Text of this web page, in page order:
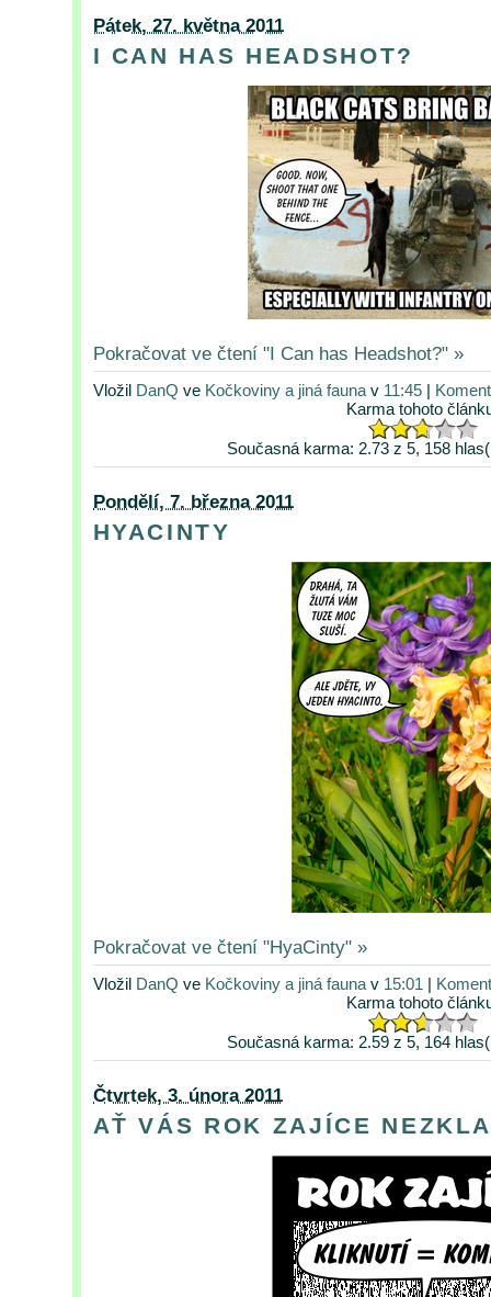
Pátek, 27. května 2011
I CAN HAS HEADSHOT?
Pokračovat ve čtení "I Can has Headshot?" »
Vložil DanQ ve Kočkoviny a jiná faunav 11:45|
Karma tohoto
Současná karma: 2.73 z 5, 158
Pondělí, 7. března 2011
HYACINTY
Pokračovat ve čtení "HyaCinty" »
Vložil DanQ ve Kočkoviny a jiná faunav 15:01 |
Karma tohoto
Současná karma: 2.59 z 5, 164
Čtvrtek, 3. února 2011
AŤ VÁS ROK ZAJÍCE